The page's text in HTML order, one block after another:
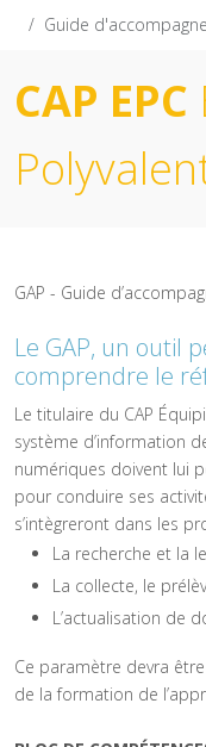
Guide
CAP EPC
GAP - Guide
Le GAP, un outil
comprendre le
Le titulaire du CAP
système d’information
numériques doivent lui
pour conduire ses
s’intègreront dans les
La recherche et la
La collecte, le
L’actualisation de
Ce paramètre devra
de la formation de